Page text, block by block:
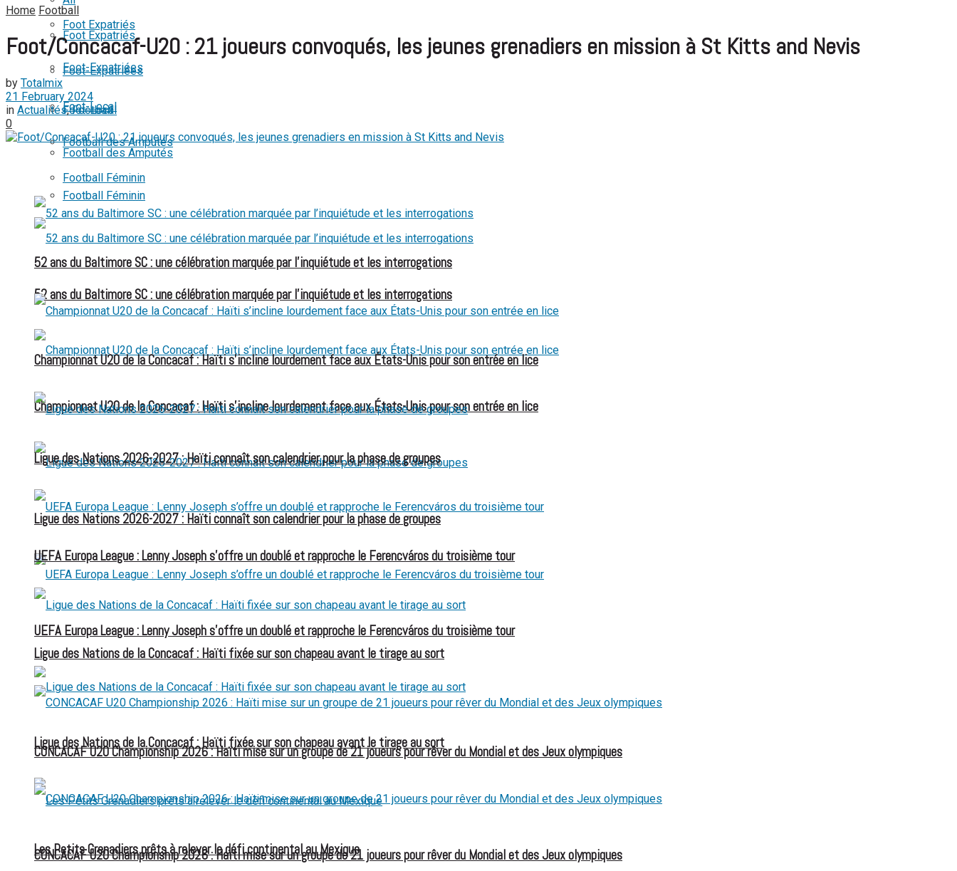
Foot Expatriés
Foot-Expatriées
Foot-Local
Football des Amputés
Football Féminin
52 ans du Baltimore SC : une célébration marquée par l’inquiétude et les interrogations
Championnat U20 de la Concacaf : Haïti s’incline lourdement face aux États-Unis pour son entrée en lice
Ligue des Nations 2026-2027 : Haïti connaît son calendrier pour la phase de groupes
UEFA Europa League : Lenny Joseph s’offre un doublé et rapproche le Ferencváros du troisième tour
Ligue des Nations de la Concacaf : Haïti fixée sur son chapeau avant le tirage au sort
CONCACAF U20 Championship 2026 : Haïti mise sur un groupe de 21 joueurs pour rêver du Mondial et des Jeux olympiques
Foot Expatriés
Foot-Expatriées
Foot-Local
Football des Amputés
Football Féminin
52 ans du Baltimore SC : une célébration marquée par l’inquiétude et les interrogations
Championnat U20 de la Concacaf : Haïti s’incline lourdement face aux États-Unis pour son entrée en lice
Ligue des Nations 2026-2027 : Haïti connaît son calendrier pour la phase de groupes
UEFA Europa League : Lenny Joseph s’offre un doublé et rapproche le Ferencváros du troisième tour
Ligue des Nations de la Concacaf : Haïti fixée sur son chapeau avant le tirage au sort
CONCACAF U20 Championship 2026 : Haïti mise sur un groupe de 21 joueurs pour rêver du Mondial et des Jeux olympiques
Les Petits Grenadiers prêts à relever le défi continental au Mexique
View All Result
Home Football
Foot/Concacaf-U20 : 21 joueurs convoqués, les jeunes grenadiers en mission à St Kitts and Nevis
by Totalmix
21 February 2024
in Actualités,Football
0